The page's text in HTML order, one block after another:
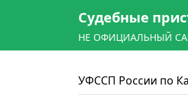
Судебные
НЕ ОФИЦИАЛЬНЫЙ
УФССП России по